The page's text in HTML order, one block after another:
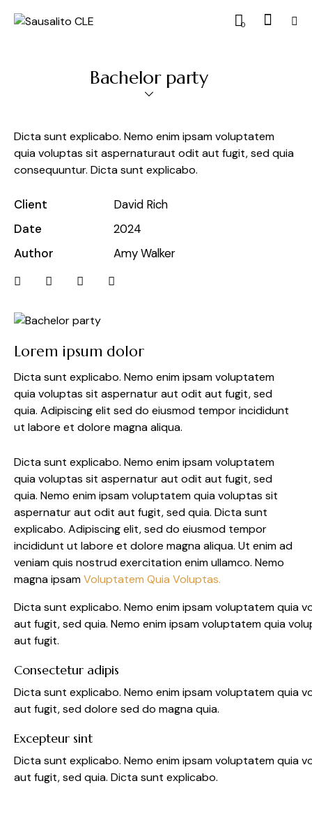
0
Bachelor party
Dicta sunt explicabo. Nemo enim ipsam voluptatem
quia voluptas sit aspernaturaut odit aut fugit, sed quia
consequuntur. Dicta sunt explicabo.
Client
David Rich
Date
2024
Author
Amy Walker
Lorem ipsum dolor
Dicta sunt explicabo. Nemo enim ipsam voluptatem
quia voluptas sit aspernatur aut odit aut fugit, sed
quia. Adipiscing elit sed do eiusmod tempor incididunt
ut labore et dolore magna aliqua.
Dicta sunt explicabo. Nemo enim ipsam voluptatem
quia voluptas sit aspernatur aut odit aut fugit, sed
quia. Nemo enim ipsam voluptatem quia voluptas sit
aspernatur aut odit aut fugit, sed quia. Dicta sunt
explicabo. Adipiscing elit, sed do eiusmod tempor
incididunt ut labore et dolore magna aliqua. Ut enim ad
veniam quis nostrud exercitation enim ullamco. Nemo
magna ipsamVoluptatem Quia Voluptas.
Dicta sunt explicabo. Nemo enim ipsam voluptatem quia
aut fugit, sed quia. Nemo enim ipsam voluptatem quia
aut fugit.
Consectetur adipis
Dicta sunt explicabo. Nemo enim ipsam voluptatem quia
aut fugit, sed dolore sed do magna quia.
Excepteur sint
Dicta sunt explicabo. Nemo enim ipsam voluptatem quia
aut fugit, sed quia. Dicta sunt explicabo.